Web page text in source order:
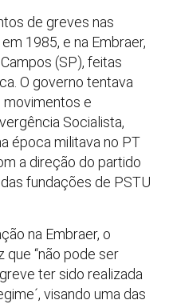
de greves nas
1985, e na Embraer,
(SP), feitas
O governo tentava
e
Socialista,
época militava no PT
a direção do partido
fundações de PSTU
na Embraer, o
que “não pode ser
ter sido realizada
visando uma das